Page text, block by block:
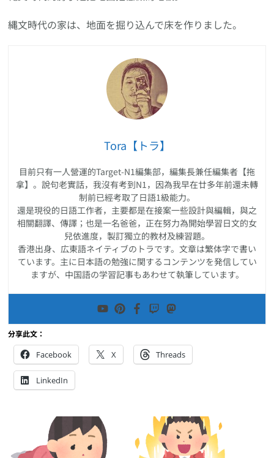
縄文時代の家は、地面を掘り込んで床を作りました。
Tora【トラ】
目前只有一人營運的Target-N1編集部，編集長兼任編集者【拖
拿】。說句老實話，我沒有考到N1，因為我早在廿多年前還未轉
制前已經考取了日語1級能力。
還是現役的日語工作者，主要都是在接案一些設計與編輯，與之
相關翻譯、傳譯；也是一名爸爸，正在努力為開始學習日文的女
兒依進度，製訂獨立的教材及練習題。
香港出身、広東語ネイティブのトラです。文章は繁体字で書い
ています。主に日本語の勉強に関するコンテンツを発信してい
ますが、中国語の学習記事もあわせて執筆しています。
分享此文：
Facebook X Threads
LinkedIn